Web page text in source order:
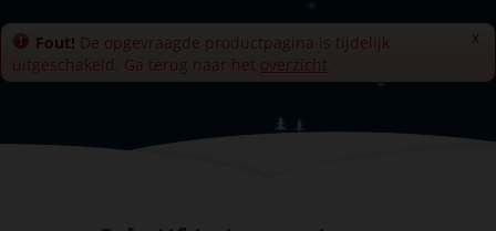
x
Fout! De opgevraagde productpagina is tijdelijk
uitgeschakeld. Ga terug naar het overzicht